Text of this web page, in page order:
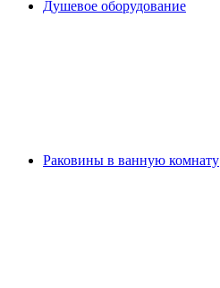
Душевое оборудование
Раковины в ванную комнату